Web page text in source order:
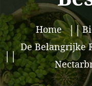
Home
De Belangrijke